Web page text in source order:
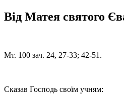
Від Матея святого
Мт. 100 зач. 24, 27-33; 42-51.
Сказав Господь своїм учням: